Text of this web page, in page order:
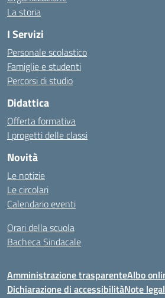
La storia
I Servizi
Personale scolastico
Famiglie e studenti
Percorsi di studio
Didattica
Offerta formativa
I progetti delle classi
Novità
Le notizie
Le circolari
Calendario eventi
Orari della scuola
Bacheca Sindacale
Amministrazione trasparenteAlbo
Dichiarazione di accessibilitàNote